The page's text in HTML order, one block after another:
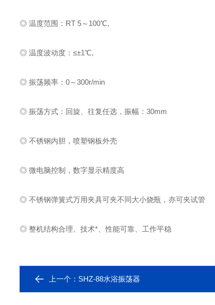
◎ 温度范围：RT 5～100℃,
◎ 温度波动度：≤±1℃,
◎ 振荡频率：0～300r/min
◎ 振荡方式：回旋、往复任选，振幅：30mm
◎ 不锈钢内胆，喷塑钢板外壳
◎ 微电脑控制，数字显示精度高
◎ 不锈钢弹簧式万用夹具可夹不同大小烧瓶，亦可夹试管
◎ 整机结构合理、技术*、性能可靠、工作平稳
上一个： SHZ-88水浴振荡器